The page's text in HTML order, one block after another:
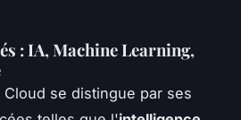
: IA, Machine Learning,
Cloud se distingue par ses